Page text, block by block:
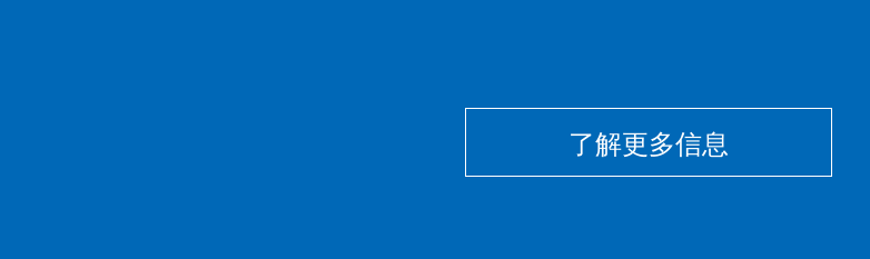
了解更多信息